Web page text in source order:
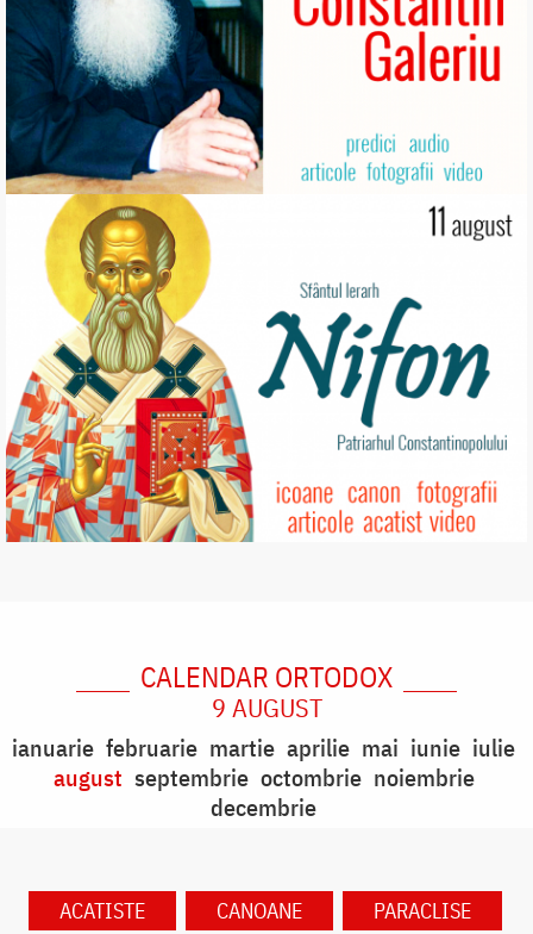
CALENDAR ORTODOX
9 AUGUST
ianuarie februarie martie aprilie mai iunie iulie
august septembrie octombrie noiembrie
decembrie
ACATISTE CANOANE
PARACLISE